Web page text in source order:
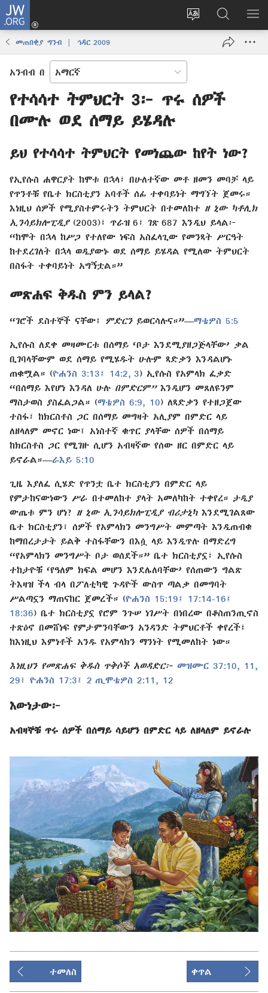
JW.ORG
የድረ
ግባ
(አዲስ
JW.ORG
ላይ
መፈለጊያ
መጠበቂያ ግንብ | ኅዳር 2009
አንብብ በ
የተሳሳተ ትምህርት 3፦ ጥሩ ሰዎች
በሙሉ ወደ ሰማይ ይሄዳሉ
ይህ የተሳሳተ ትምህርት የመነጨው ከየት ነው?
የኢየሱስ ሐዋርያት ከሞቱ በኋላ፣ በሁለተኛው መቶ ዘመን መባቻ ላይ
የጥንቶቹ የቤተ ክርስቲያን አባቶች ሰፊ ተቀባይነት ማግኘት ጀመሩ።
እነዚህ ሰዎች የሚያስተምሩትን ትምህርት በተመለከተ ዘ ኒው ካቶሊክ
ኢንሳይክሎፒዲያ (2003)፣ ጥራዝ 6፣ ገጽ 687 እንዲህ ይላል፦
“ከሞት በኋላ ከሥጋ የተለየው ነፍስ አስፈላጊው የመንጻት ሥርዓት
ከተደረገለት በኋላ ወዲያውኑ ወደ ሰማይ ይሄዳል የሚለው ትምህርት
በስፋት ተቀባይነት አግኝቷል።”
መጽሐፍ ቅዱስ ምን ይላል?
“ገሮች ደስተኞች ናቸው፤ ምድርን ይወርሳሉና።”—ማቴዎስ 5:5
ኢየሱስ ለደቀ መዛሙርቱ በሰማይ ‘ቦታ እንደሚያዘጋጅላቸው’ ቃል
ቢገባላቸውም ወደ ሰማይ የሚሄዱት ሁሉም ጻድቃን እንዳልሆኑ
ጠቁሟል። (ዮሐንስ 3:13፤ 14:2, 3) ኢየሱስ የአምላክ ፈቃድ
“በሰማይ እየሆነ እንዳለ ሁሉ በምድርም” እንዲሆን መጸለዩንም
ማስታወስ ያስፈልጋል። (ማቴዎስ 6:9, 10) ለጻድቃን የተዘጋጀው
ተስፋ፣ ከክርስቶስ ጋር በሰማይ መግዛት አሊያም በምድር ላይ
ለዘላለም መኖር ነው፤ አነስተኛ ቁጥር ያላቸው ሰዎች በሰማይ
ከክርስቶስ ጋር የሚገዙ ሲሆን አብዛኛው የሰው ዘር በምድር ላይ
ይኖራል።—ራእይ 5:10
ጊዜ እያለፈ ሲሄድ የጥንቷ ቤተ ክርስቲያን በምድር ላይ
የምታከናውነውን ሥራ በተመለከተ ያላት አመለካከት ተቀየረ። ታዲያ
ውጤቱ ምን ሆነ? ዘ ኒው ኢንሳይክሎፒዲያ ብሪታኒካ እንደሚገልጸው
ቤተ ክርስቲያን፣ ሰዎች የአምላክን መንግሥት መምጣት እንዲጠብቁ
ከማበረታታት ይልቅ ተስፋቸውን በእሷ ላይ እንዲጥሉ በማድረግ
“የአምላክን መንግሥት ቦታ ወሰደች።” ቤተ ክርስቲያኗ፣ ኢየሱስ
ተከታዮቹ ‘የዓለም ክፍል መሆን እንደሌለባቸው’ የሰጠውን ግልጽ
ትእዛዝ ችላ ብላ በፖለቲካዊ ጉዳዮች ውስጥ ጣልቃ በመግባት
ሥልጣኗን ማጠናከር ጀመረች። (ዮሐንስ 15:19፤
17:14-16፤
18:36) ቤተ ክርስቲያኗ የሮም ንጉሠ ነገሥት በነበረው በቆስጠንጢኖስ
ተጽዕኖ በመሸነፍ የምታምንባቸውን አንዳንድ ትምህርቶች ቀየረች፤
ከእነዚህ እምነቶች አንዱ የአምላክን ማንነት የሚመለከት ነው።
እነዚህን የመጽሐፍ ቅዱስ ጥቅሶች አወዳድር፦ መዝሙር 37:10, 11,
29፤
ዮሐንስ 17:3፤ 2 ጢሞቴዎስ 2:11, 12
እውነታው፦
አብዛኞቹ ጥሩ ሰዎች በሰማይ ሳይሆን በምድር ላይ ለዘላለም ይኖራሉ
ተመለስ ቀጥል